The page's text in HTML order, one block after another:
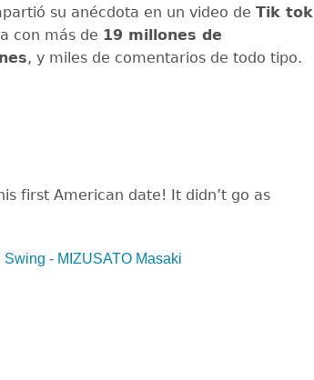
su anécdota en un video de Tik tok
con más de 19 millones de
, y miles de comentarios de todo tipo.
first American date! It didn’t go as
- MIZUSATO Masaki